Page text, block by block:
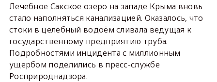
Лечебное Сакское озеро на западе Крыма вновь
стало наполняться канализацией. Оказалось, что
стоки в целебный водоём сливала ведущая к
государственному предприятию труба.
Подробностями инцидента с миллионным
ущербом поделились в пресс-службе
Росприроднадзора.